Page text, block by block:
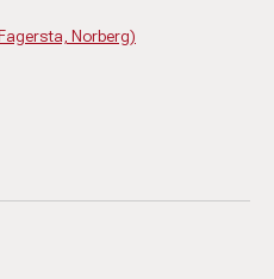
Norberg)